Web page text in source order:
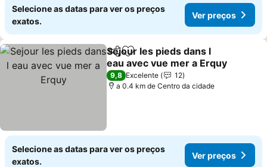
Selecione as datas para ver os preços
exatos.
Ver preços
PartilharAdicionar aos favoritos
Sejour les pieds dans l
eau avec vue mer a Erquy
9,8 Excelente
12
a 0.4 km de Centro da cidade
Selecione as datas para ver os preços
exatos.
Ver preços